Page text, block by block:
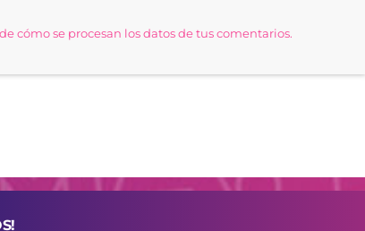
cómo se procesan los datos de tus comentarios.